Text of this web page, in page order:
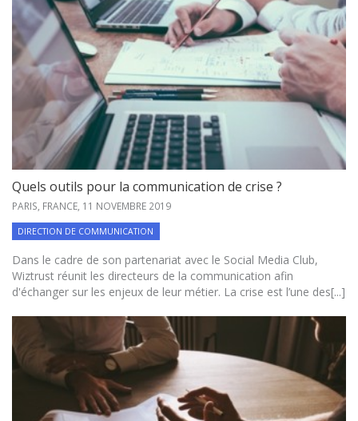
Quels outils pour la communication de crise ?
PARIS, FRANCE, 11 NOVEMBRE 2019
DIRECTION DE COMMUNICATION
Dans le cadre de son partenariat avec le Social Media Club,
Wiztrust réunit les directeurs de la communication afin
d'échanger sur les enjeux de leur métier. La crise est l’une des[...]